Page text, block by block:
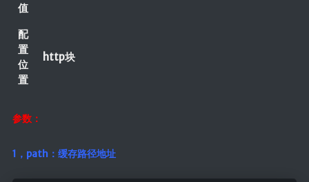
值
配
置
位
置
http块
参数：
1，path：缓存路径地址